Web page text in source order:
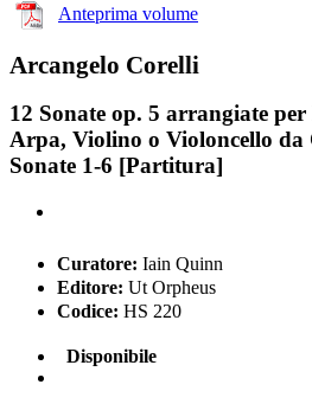
Anteprima volume
Arcangelo Corelli
12 Sonate op. 5 arrangiate
Arpa, Violino o Violoncello da
Sonate 1-6 [Partitura]
Curatore: Iain Quinn
Editore: Ut Orpheus
Codice: HS 220
Disponibile